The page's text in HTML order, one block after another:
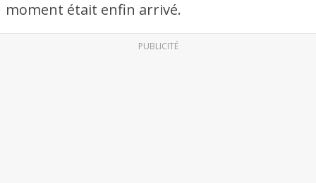
moment était enfin arrivé.
PUBLICITÉ